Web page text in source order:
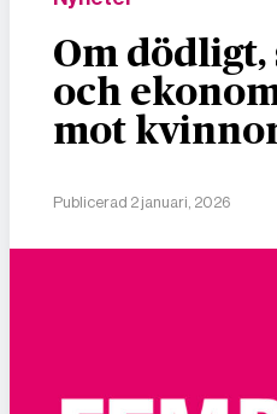
Om
och
mot
Publicerad 2 januari, 2026